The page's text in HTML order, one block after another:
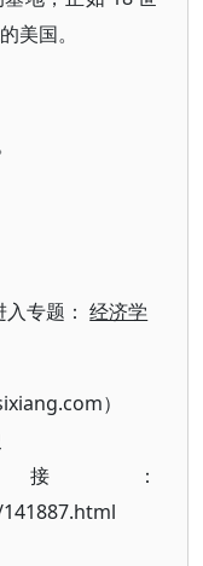
美国。
专题：经济学
）
：